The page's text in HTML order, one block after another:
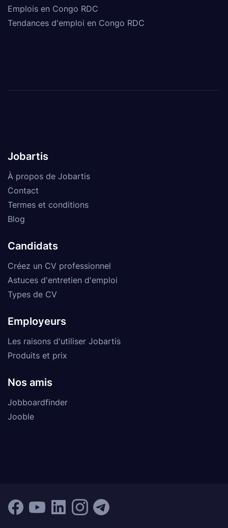
Emplois en Congo RDC
Tendances d'emploi en Congo RDC
Jobartis
À propos de Jobartis
Contact
Termes et conditions
Blog
Candidats
Créez un CV professionnel
Astuces d'entretien d'emploi
Types de CV
Employeurs
Les raisons d'utiliser Jobartis
Produits et prix
Nos amis
Jobboardfinder
Jooble